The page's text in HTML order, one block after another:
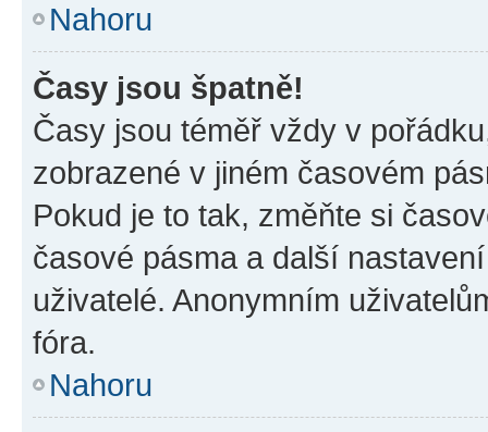
Nahoru
Časy jsou špatně!
Časy jsou téměř vždy v
zobrazené v jiném časovém
Pokud je to tak, změňte si
časové pásma a další
uživatelé. Anonymním
fóra.
Nahoru